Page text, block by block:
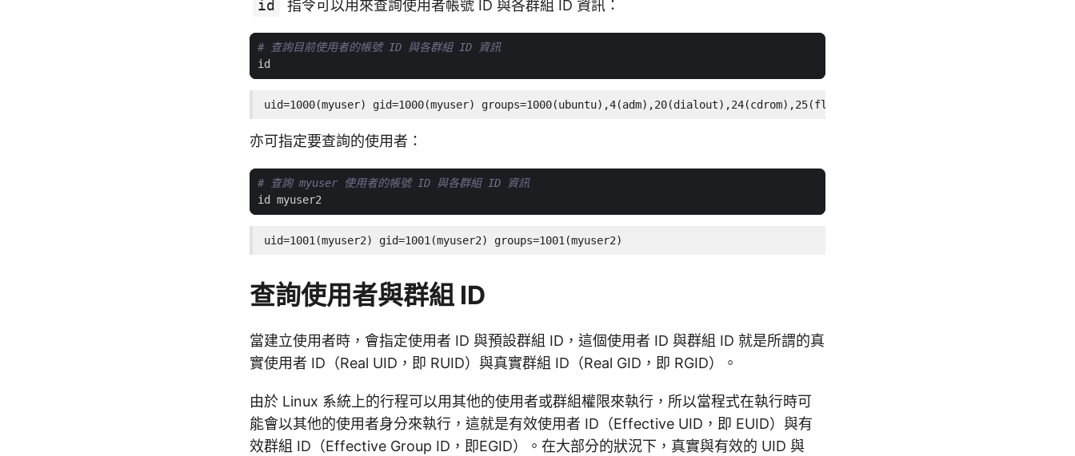
id 指令可以用來查詢使用者帳號 ID 與各群組 ID 資訊：
# 查詢目前使用者的帳號 ID 與各群組 ID 資訊
uid=1000(myuser) gid=1000(myuser)
亦可指定要查詢的使用者：
# 查詢 myuser 使用者的帳號 ID 與各群組 ID 資訊
uid=1001(myuser2) gid=1001(myuser2) groups=1001(myuser2)
查詢使用者與群組 ID
當建立使用者時，會指定使用者 ID 與預設群組 ID，這個使用者 ID 與群組 ID 就是所謂的真
實使用者 ID（Real UID，即 RUID）與真實群組 ID（Real GID，即 RGID）。
由於 Linux 系統上的行程可以用其他的使用者或群組權限來執行，所以當程式在執行時可
能會以其他的使用者身分來執行，這就是有效使用者 ID（Effective UID，即 EUID）與有
效群組 ID（Effective Group ID，即EGID）。在大部分的狀況下，真實與有效的 UID 與